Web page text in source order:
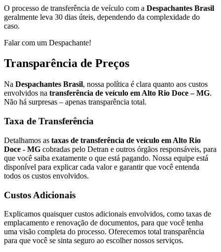
O processo de transferência de veículo com a Despachantes Brasil
geralmente leva 30 dias úteis, dependendo da complexidade do
caso.
Falar com um Despachante!
Transparência de Preços
Na Despachantes Brasil, nossa política é clara quanto aos custos
envolvidos na transferência de veículo em Alto Rio Doce – MG.
Não há surpresas – apenas transparência total.
Taxa de Transferência
Detalhamos as taxas de transferência de veículo em Alto Rio
Doce - MG cobradas pelo Detran e outros órgãos responsáveis, para
que você saiba exatamente o que está pagando. Nossa equipe está
disponível para explicar cada valor e garantir que você entenda
todos os custos envolvidos.
Custos Adicionais
Explicamos quaisquer custos adicionais envolvidos, como taxas de
emplacamento e renovação de documentos, para que você tenha
uma visão completa do processo. Oferecemos total transparência
para que você se sinta seguro ao escolher nossos serviços.